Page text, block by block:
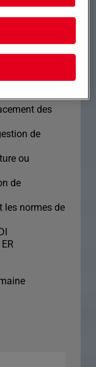
un
une
en gestion de
et des
des
de
ou
de
les normes de